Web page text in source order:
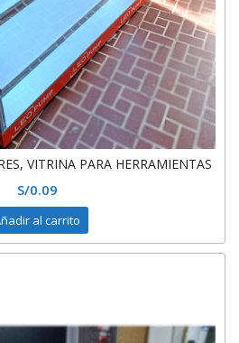
VITRINA PARA HERRAMIENTAS
S/0.09
al carrito